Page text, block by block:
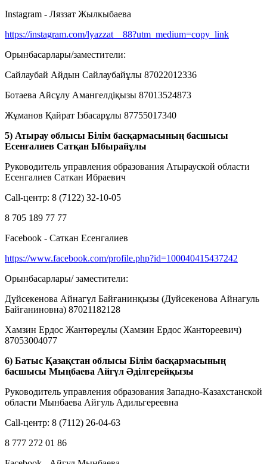
Instagram - Ляззат Жылкыбаева
https://instagram.com/lyazzat__88?utm_medium=copy_link
Орынбасарлары/заместители:
Сайлаубай Айдын Сайлаубайұлы 87022012336
Ботаева Айсұлу Амангелдіқызы 87013524873
Жұманов Қайрат Ізбасарұлы 87755017340
5) Атырау облысы Білім басқармасының басшысы
Есенғалиев Сатқан Ыбырайұлы
Руководитель управления образования Атырауской области
Есенгалиев Саткан Ибраевич
Call-центр: 8 (7122) 32-10-05
8 705 189 77 77
Facebook - Саткан Есенгалиев
https://www.facebook.com/profile.php?id=100040415437242
Орынбасарлары/ заместители:
Дүйсекенова Айнагүл Байғанинқызы (Дуйсекенова Айнагуль
Байганиновна) 87021182128
Хамзин Ердос Жантөреұлы (Хамзин Ердос Жантореевич)
87053004077
6) Батыс Қазақстан облысы Білім басқармасының
басшысы Мыңбаева Айгүл Әділгерейқызы
Руководитель управления образования Западно-Казахстанской
области Мынбаева Айгуль Адильгереевна
Call-центр: 8 (7112) 26-04-63
8 777 272 01 86